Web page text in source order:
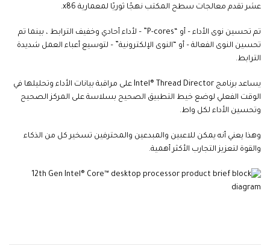
عشر تقدم معالجات سطح المكتب نهجًا ثوريًا لمعمارية x86.
تم تحسين نوى الأداء – أو “P-cores” – لأداء أحادي وخفيف الترابط ، بينما تم
تحسين النوى الفعالة – أو “النوى الإلكترونية” – لتوسيع أعباء العمل شديدة
الترابط.
يساعد برنامج Intel® Thread Director على مراقبة بيانات الأداء وتحليلها في
الوقت الفعلي لوضع خيط التطبيق الصحيح بسلاسة على المركز الصحيح
وتحسين الأداء لكل واط.
وهذا يعني أنه يمكن للاعبين والمبدعين والمحترفين تسخير كل من الذكاء
والقوة لتعزيز التجارب الأكثر أهمية.